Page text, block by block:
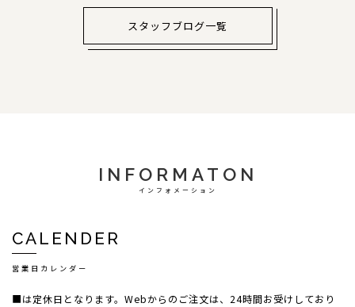
スタッフブログ一覧
INFORMATON
インフォメーション
CALENDER
営業日カレンダー
■は定休日となります。Webからのご注文は、24時間お受けしており